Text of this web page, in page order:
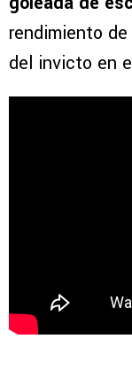
rendimiento
del invicto en